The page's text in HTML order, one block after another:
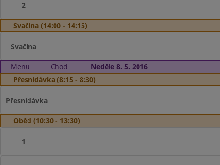
2
Svačina (14:00 - 14:15)
Svačina
Menu Chod
Neděle 8. 5. 2016
Přesnídávka (8:15 - 8:30)
Přesnídávka
Oběd (10:30 - 13:30)
1